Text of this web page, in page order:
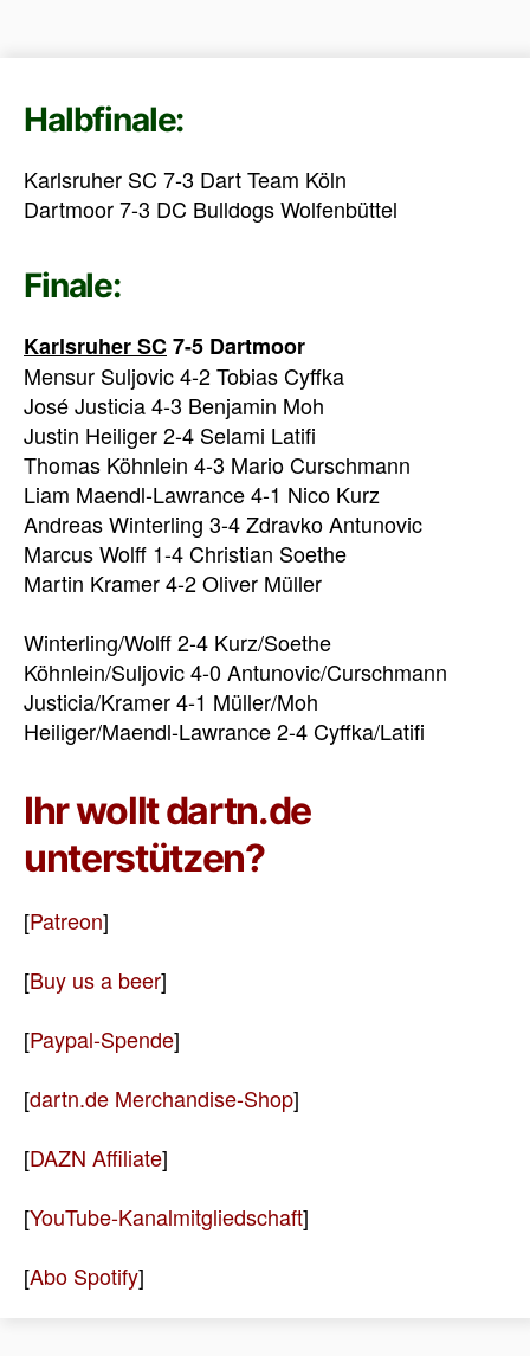
Halbfinale:
Karlsruher SC 7-3 Dart Team Köln
Dartmoor 7-3 DC Bulldogs Wolfenbüttel
Finale:
Karlsruher SC7-5 Dartmoor
Mensur Suljovic 4-2 Tobias Cyffka
José Justicia 4-3 Benjamin Moh
Justin Heiliger 2-4 Selami Latifi
Thomas Köhnlein 4-3 Mario Curschmann
Liam Maendl-Lawrance 4-1 Nico Kurz
Andreas Winterling 3-4 Zdravko Antunovic
Marcus Wolff 1-4 Christian Soethe
Martin Kramer 4-2 Oliver Müller
Winterling/Wolff 2-4 Kurz/Soethe
Köhnlein/Suljovic 4-0 Antunovic/Curschmann
Justicia/Kramer 4-1 Müller/Moh
Heiliger/Maendl-Lawrance 2-4 Cyffka/Latifi
Ihr wollt dartn.de
unterstützen?
[Patreon]
[Buy us a beer]
[Paypal-Spende]
[dartn.de Merchandise-Shop]
[DAZN Affiliate]
[YouTube-Kanalmitgliedschaft]
[Abo Spotify]